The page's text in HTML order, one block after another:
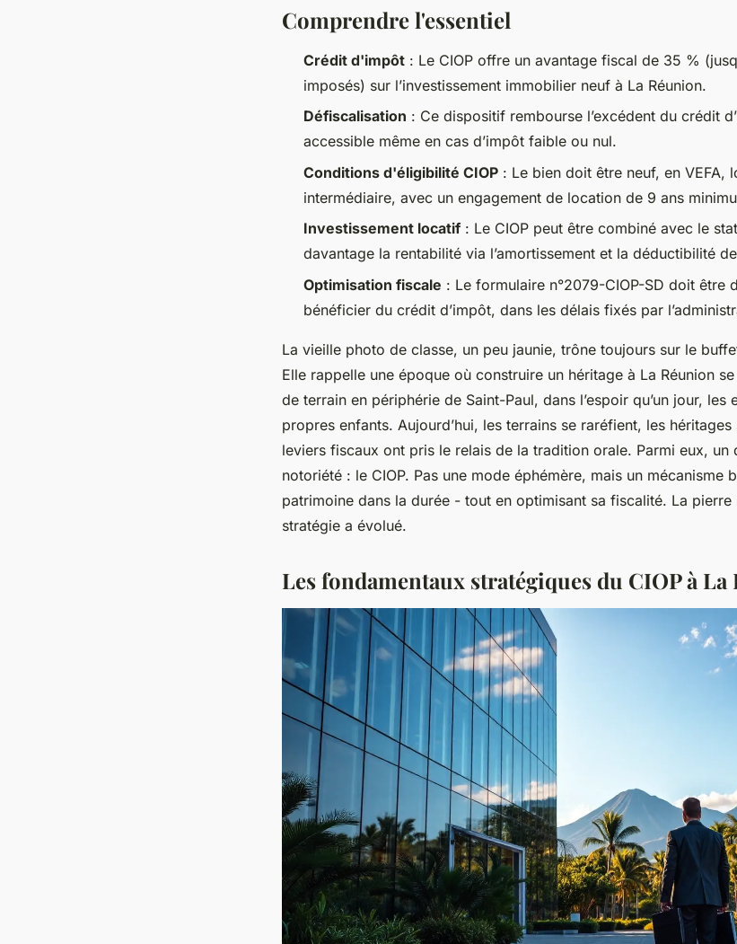
Comprendre l'essentiel
Crédit d'impôt : Le CIOP offre un avantage fiscal de 35 %
imposés) sur l’investissement immobilier neuf à La Réunion.
Défiscalisation : Ce dispositif rembourse l’excédent du crédit
accessible même en cas d’impôt faible ou nul.
Conditions d'éligibilité CIOP : Le bien doit être neuf, en VEFA,
intermédiaire, avec un engagement de location de 9 ans
Investissement locatif : Le CIOP peut être combiné avec le
davantage la rentabilité via l’amortissement et la déductibilité
Optimisation fiscale : Le formulaire n°2079-CIOP-SD doit être
bénéficier du crédit d’impôt, dans les délais fixés par
La vieille photo de classe, un peu jaunie, trône toujours sur le
Elle rappelle une époque où construire un héritage à La Réunion
de terrain en périphérie de Saint-Paul, dans l’espoir qu’un jour, les
propres enfants. Aujourd’hui, les terrains se raréfient, les
leviers fiscaux ont pris le relais de la tradition orale. Parmi eux, un
notoriété : le CIOP. Pas une mode éphémère, mais un mécanisme
patrimoine dans la durée - tout en optimisant sa fiscalité. La pierre
stratégie a évolué.
Les fondamentaux stratégiques du CIOP à La